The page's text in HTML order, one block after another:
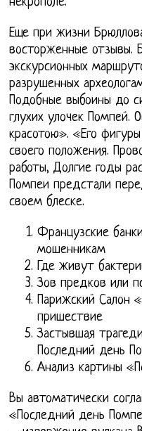
Еще при жизни
восторженные отзывы.
экскурсионных
разрушенных
Подобные выбоины до
глухих улочек Помпей.
красотою». «Его
своего положения.
работы, Долгие годы
Помпеи предстали
своем блеске.
Французские
мошенникам
Где живут
Зов предков или
Парижский Салон
пришествие
Застывшая
Последний день
Анализ картины
Вы автоматически
«Последний день